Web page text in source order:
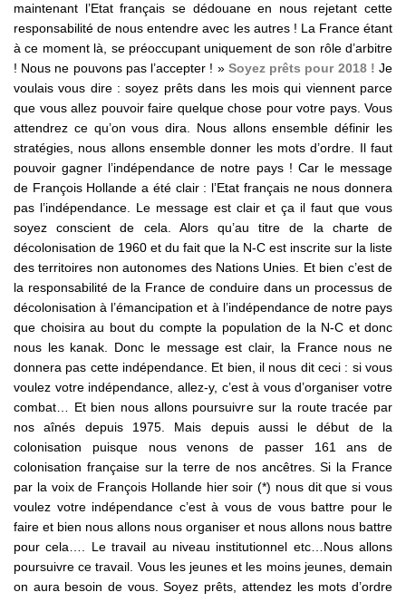
maintenant l’Etat français se dédouane en nous rejetant cette
responsabilité de nous entendre avec les autres ! La France étant
à ce moment là, se préoccupant uniquement de son rôle d’arbitre
! Nous ne pouvons pas l’accepter ! » Soyez prêts pour 2018 ! Je
voulais vous dire : soyez prêts dans les mois qui viennent parce
que vous allez pouvoir faire quelque chose pour votre pays. Vous
attendrez ce qu’on vous dira. Nous allons ensemble définir les
stratégies, nous allons ensemble donner les mots d’ordre. Il faut
pouvoir gagner l’indépendance de notre pays ! Car le message
de François Hollande a été clair : l’Etat français ne nous donnera
pas l’indépendance. Le message est clair et ça il faut que vous
soyez conscient de cela. Alors qu’au titre de la charte de
décolonisation de 1960 et du fait que la N-C est inscrite sur la liste
des territoires non autonomes des Nations Unies. Et bien c’est de
la responsabilité de la France de conduire dans un processus de
décolonisation à l’émancipation et à l’indépendance de notre pays
que choisira au bout du compte la population de la N-C et donc
nous les kanak. Donc le message est clair, la France nous ne
donnera pas cette indépendance. Et bien, il nous dit ceci : si vous
voulez votre indépendance, allez-y, c’est à vous d’organiser votre
combat… Et bien nous allons poursuivre sur la route tracée par
nos aînés depuis 1975. Mais depuis aussi le début de la
colonisation puisque nous venons de passer 161 ans de
colonisation française sur la terre de nos ancêtres. Si la France
par la voix de François Hollande hier soir (*) nous dit que si vous
voulez votre indépendance c’est à vous de vous battre pour le
faire et bien nous allons nous organiser et nous allons nous battre
pour cela…. Le travail au niveau institutionnel etc…Nous allons
poursuivre ce travail. Vous les jeunes et les moins jeunes, demain
on aura besoin de vous. Soyez prêts, attendez les mots d’ordre